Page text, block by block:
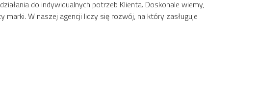
do indywidualnych potrzeb Klienta. Doskonale wiemy,
W naszej agencji liczy się rozwój, na który zasługuje